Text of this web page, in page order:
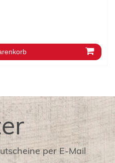
per E-Mail